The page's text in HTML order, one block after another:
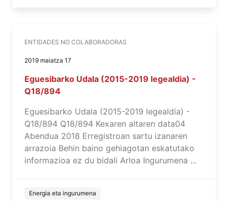
ENTIDADES NO COLABORADORAS
2019 maiatza 17
Eguesibarko Udala (2015-2019 legealdia) -
Q18/894
Eguesibarko Udala (2015-2019 legealdia) -
Q18/894 Q18/894 Kexaren altaren data04
Abendua 2018 Erregistroan sartu izanaren
arrazoia Behin baino gehiagotan eskatutako
informazioa ez du bidali Arloa Ingurumena ...
Energia eta ingurumena